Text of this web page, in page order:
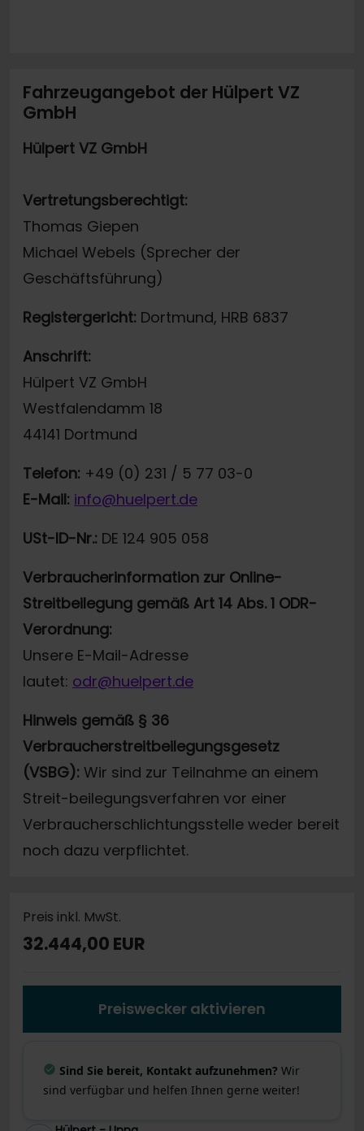
Fahrzeugangebot der Hülpert VZ
GmbH
Hülpert VZ GmbH
Vertretungsberechtigt:
Thomas Giepen
Michael Webels (Sprecher der
Geschäftsführung)
Registergericht: Dortmund, HRB 6837
Anschrift:
Hülpert VZ GmbH
Westfalendamm 18
44141 Dortmund
Telefon: +49 (0) 231 / 5 77 03-0
E-Mail: info@huelpert.de
USt-ID-Nr.: DE 124 905 058
Verbraucherinformation zur Online-
Streitbeilegung gemäß Art 14 Abs. 1 ODR-
Verordnung:
Unsere E-Mail-Adresse
lautet: odr@huelpert.de
Hinweis gemäß § 36
Verbraucherstreitbeilegungsgesetz
(VSBG): Wir sind zur Teilnahme an einem
Streit-beilegungsverfahren vor einer
Verbraucherschlichtungsstelle weder bereit
noch dazu verpflichtet.
Preis inkl. MwSt.
32.444,00 EUR
Preiswecker aktivieren
Sind Sie bereit, Kontakt aufzunehmen? Wir
sind verfügbar und helfen Ihnen gerne weiter!